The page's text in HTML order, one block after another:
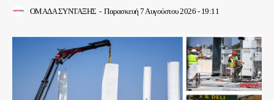
ΟΜΑΔΑ ΣΥΝΤΑΞΗΣ - Παρασκευή 7 Αυγούστου 2026 - 19:11